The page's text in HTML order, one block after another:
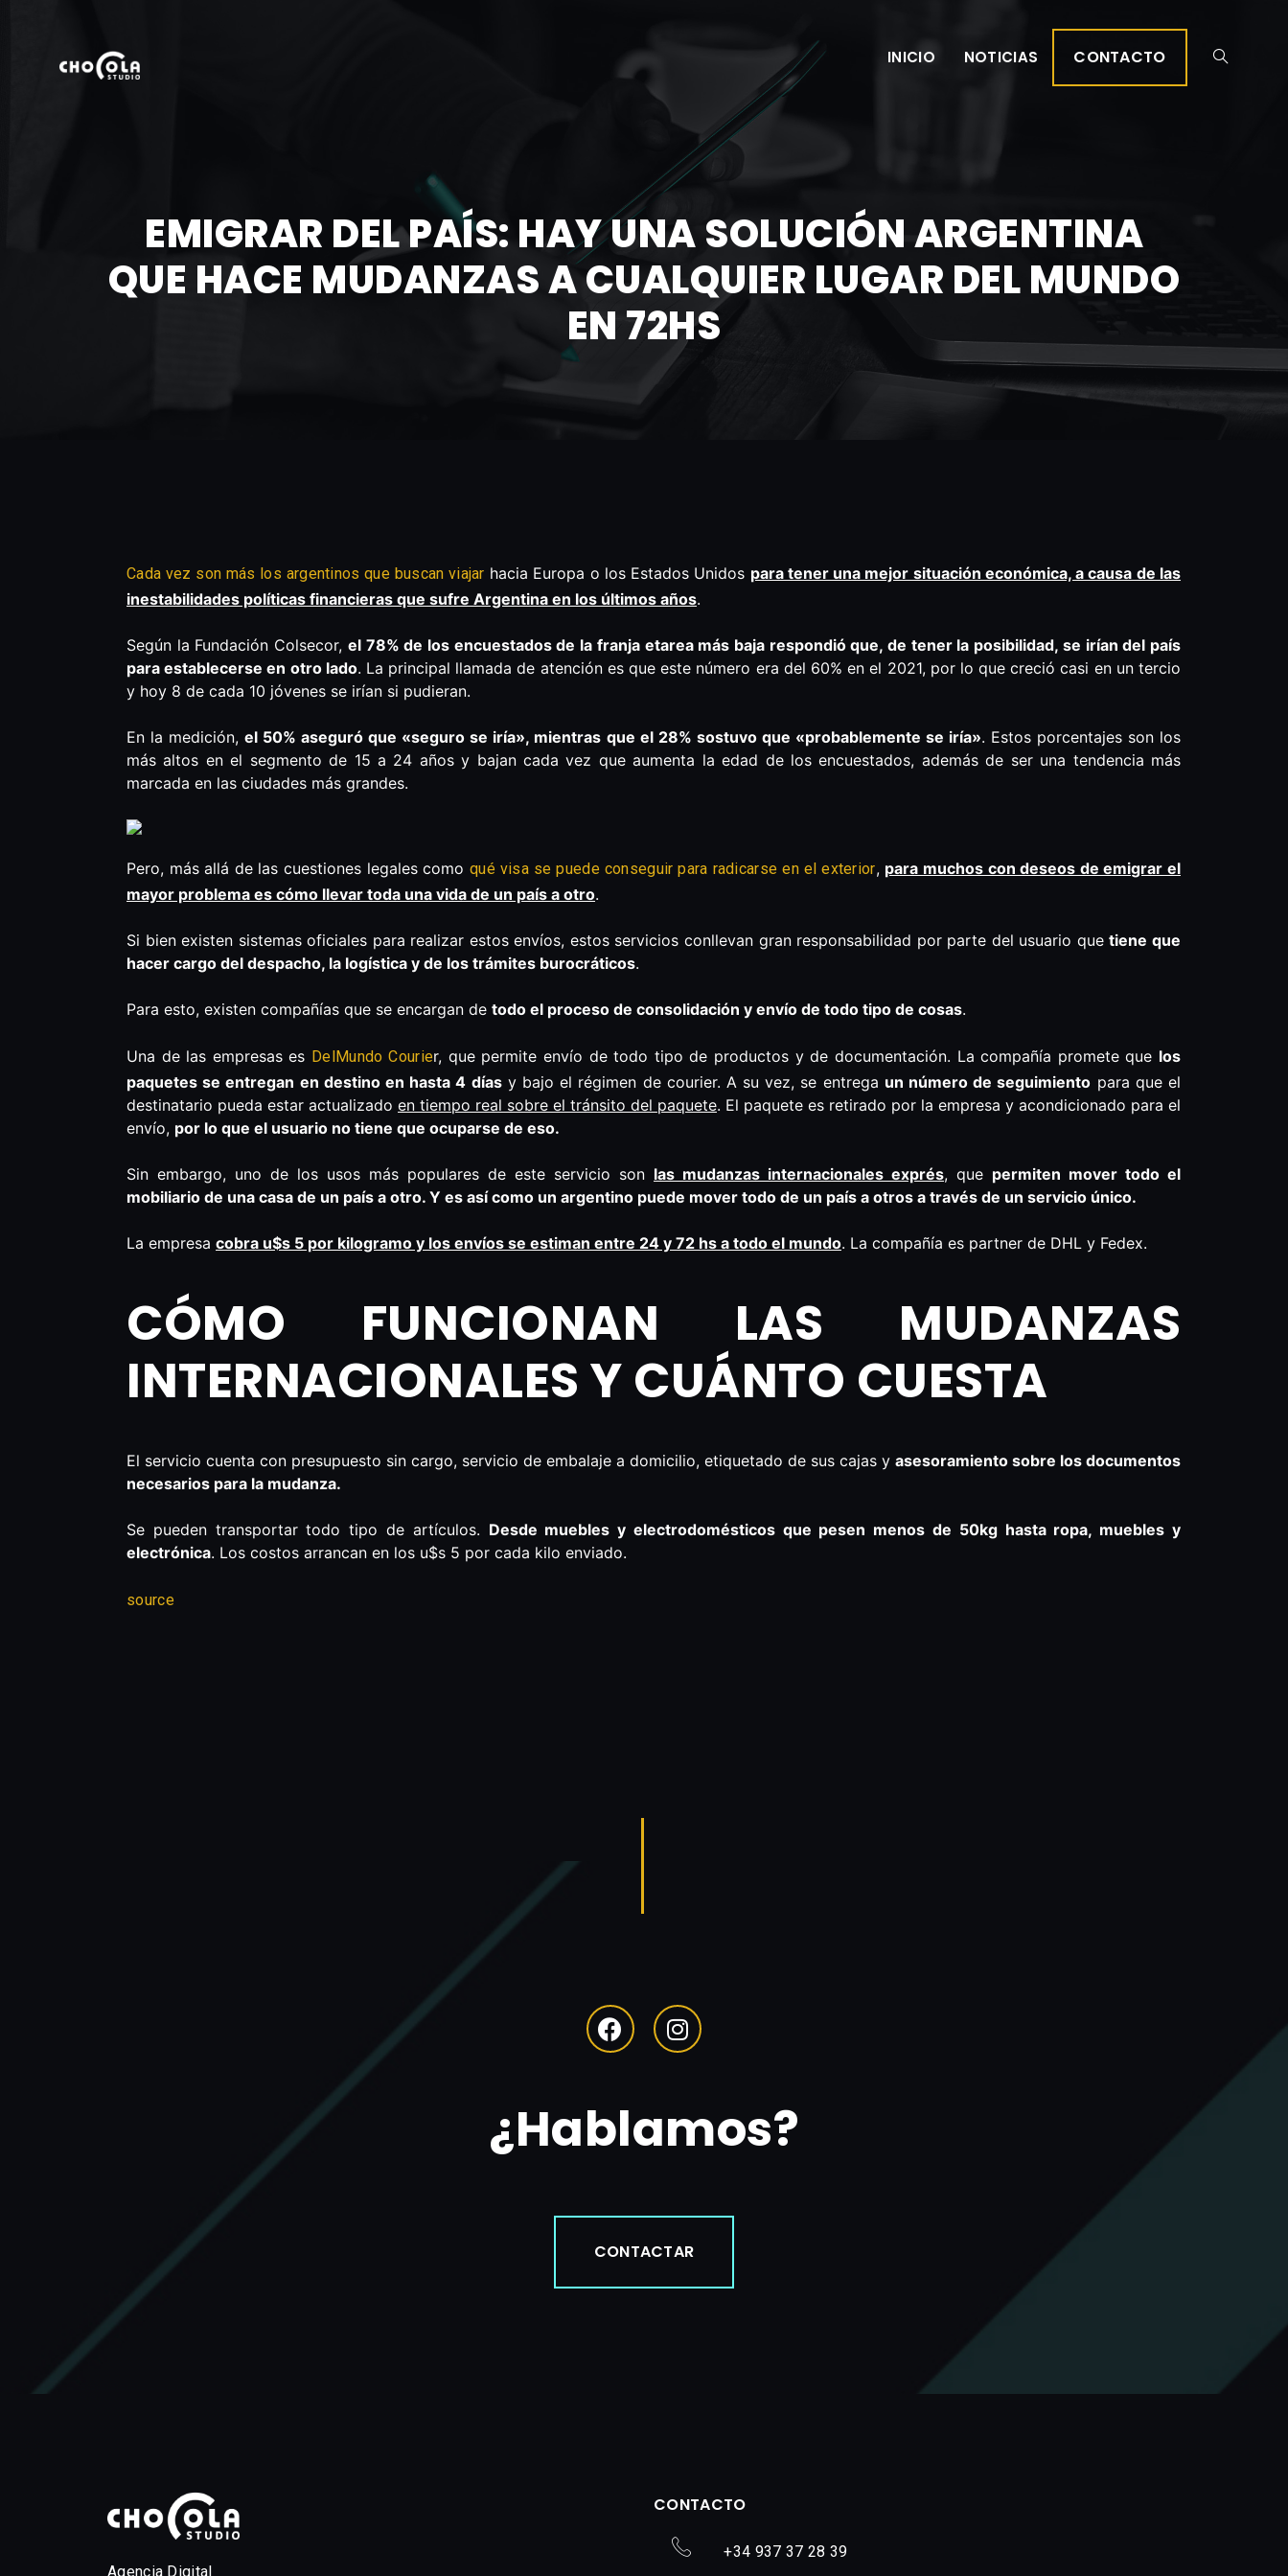
INICIO NOTICIAS CONTACTO
EMIGRAR DEL PAÍS: HAY UNA SOLUCIÓN ARGENTINA
QUE HACE MUDANZAS A CUALQUIER LUGAR DEL MUNDO
EN 72HS
Cada vez son más los argentinos que buscan viajar hacia Europa o los Estados Unidos para tener una mejor situación económica, a causa de las
inestabilidades políticas financieras que sufre Argentina en los últimos años.
Según la Fundación Colsecor, el 78% de los encuestados de la franja etarea más baja respondió que, de tener la posibilidad, se irían del país
para establecerse en otro lado. La principal llamada de atención es que este número era del 60% en el 2021, por lo que creció casi en un tercio
y hoy 8 de cada 10 jóvenes se irían si pudieran.
En la medición,el 50% aseguró que «seguro se iría», mientras que el 28% sostuvo que «probablemente se iría». Estos porcentajes son los
más altos en el segmento de 15 a 24 años y bajan cada vez que aumenta la edad de los encuestados, además de ser una tendencia más
marcada en las ciudades más grandes.
Pero, más allá de las cuestiones legales como qué visa se puede conseguir para radicarse en el exterior, para muchos con deseos de emigrar el
mayor problema es cómo llevar toda una vida de un país a otro.
Si bien existen sistemas oficiales para realizar estos envíos, estos servicios conllevan gran responsabilidad por parte del usuario quetiene que
hacer cargo del despacho, la logística y de los trámites burocráticos.
Para esto, existen compañías que se encargan de todo el proceso de consolidación y envío de todo tipo de cosas.
Una de las empresas es DelMundo Courier, que permite envío de todo tipo de productos y de documentación. La compañía promete que los
paquetes se entregan en destino en hasta 4 díasy bajo el régimen de courier. A su vez, se entrega un número de seguimiento para que el
destinatario pueda estar actualizado en tiempo real sobre el tránsito del paquete. El paquete es retirado por la empresa y acondicionado para el
envío, por lo que el usuario no tiene que ocuparse de eso.
Sin embargo, uno de los usos más populares de este servicio son las mudanzas internacionales exprés, que permiten mover todo el
mobiliario de una casa de un país a otro. Y es así como un argentino puede mover todo de un país a otros a través de un servicio único.
La empresa cobra u$s 5 por kilogramo y los envíos se estiman entre 24 y 72 hs a todo el mundo. La compañía es partner de DHL y Fedex.
CÓMO FUNCIONAN LAS MUDANZAS
INTERNACIONALES Y CUÁNTO CUESTA
El servicio cuenta con presupuesto sin cargo, servicio de embalaje a domicilio, etiquetado de sus cajas y asesoramiento sobre los documentos
necesarios para la mudanza.
Se pueden transportar todo tipo de artículos. Desde muebles y electrodomésticos que pesen menos de 50kg hasta ropa, muebles y
electrónica. Los costos arrancan en los u$s 5 por cada kilo enviado.
source
¿Hablamos?
CONTACTAR
Agencia Digital
CONTACTO
+34 937 37 28 39